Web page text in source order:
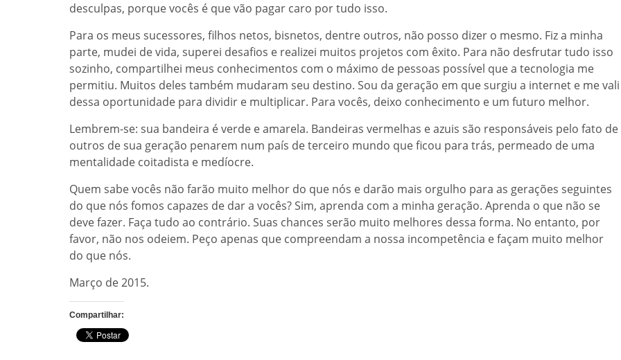
desculpas, porque vocês é que vão pagar caro por tudo isso.
Para os meus sucessores, filhos netos, bisnetos, dentre outros, não posso dizer o mesmo. Fiz a minha
parte, mudei de vida, superei desafios e realizei muitos projetos com êxito. Para não desfrutar tudo isso
sozinho, compartilhei meus conhecimentos com o máximo de pessoas possível que a tecnologia me
permitiu. Muitos deles também mudaram seu destino. Sou da geração em que surgiu a internet e me vali
dessa oportunidade para dividir e multiplicar. Para vocês, deixo conhecimento e um futuro melhor.
Lembrem-se: sua bandeira é verde e amarela. Bandeiras vermelhas e azuis são responsáveis pelo fato de
outros de sua geração penarem num país de terceiro mundo que ficou para trás, permeado de uma
mentalidade coitadista e medíocre.
Quem sabe vocês não farão muito melhor do que nós e darão mais orgulho para as gerações seguintes
do que nós fomos capazes de dar a vocês? Sim, aprenda com a minha geração. Aprenda o que não se
deve fazer. Faça tudo ao contrário. Suas chances serão muito melhores dessa forma. No entanto, por
favor, não nos odeiem. Peço apenas que compreendam a nossa incompetência e façam muito melhor
do que nós.
Março de 2015.
Compartilhar: